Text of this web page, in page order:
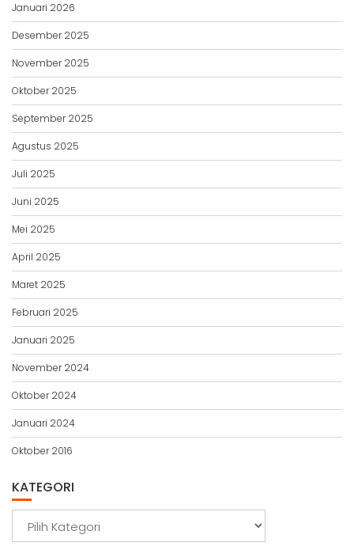
Januari 2026
Desember 2025
November 2025
Oktober 2025
September 2025
Agustus 2025
Juli 2025
Juni 2025
Mei 2025
April 2025
Maret 2025
Februari 2025
Januari 2025
November 2024
Oktober 2024
Januari 2024
Oktober 2016
KATEGORI